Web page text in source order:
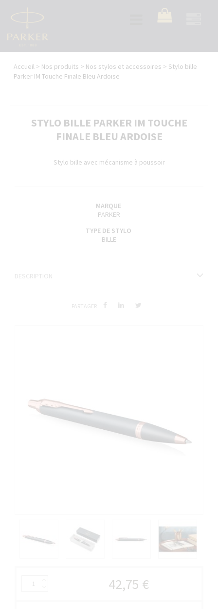
Vous
êtes
Accueil > Nos produits > Nos stylos et accessoires > Stylo bille
Parker IM Touche Finale Bleu Ardoise
STYLO BILLE PARKER IM TOUCHE
FINALE BLEU ARDOISE
Stylo bille avec mécanisme à poussoir
MARQUE
PARKER
TYPE DE STYLO
BILLE
DESCRIPTION
PARTAGER
42,75 €